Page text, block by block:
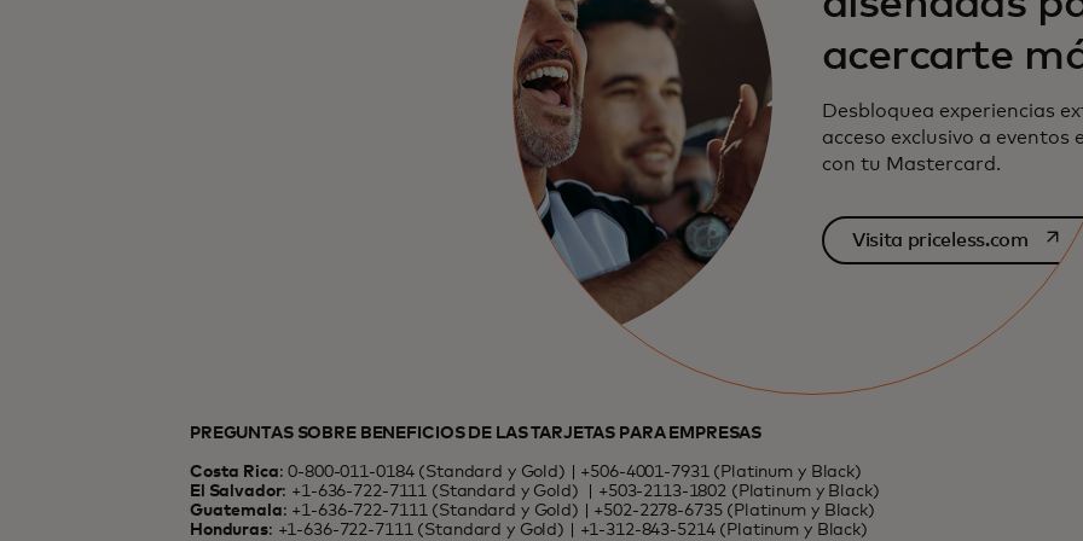
acercarte
Desbloquea experiencias
acceso exclusivo a eventos
con tu Mastercard.
Visita priceless.comse
PREGUNTAS SOBRE BENEFICIOS DE LAS TARJETAS PARA EMPRESAS
Costa Rica: 0-800-011-0184 (Standard y Gold) | +506-4001-7931 (Platinum y Black)
El Salvador: +1-636-722-7111 (Standard y Gold) | +503-2113-1802 (Platinum y Black)
Guatemala: +1-636-722-7111 (Standard y Gold) | +502-2278-6735 (Platinum y Black)
Honduras: +1-636-722-7111 (Standard y Gold) | +1-312-843-5214 (Platinum y Black)